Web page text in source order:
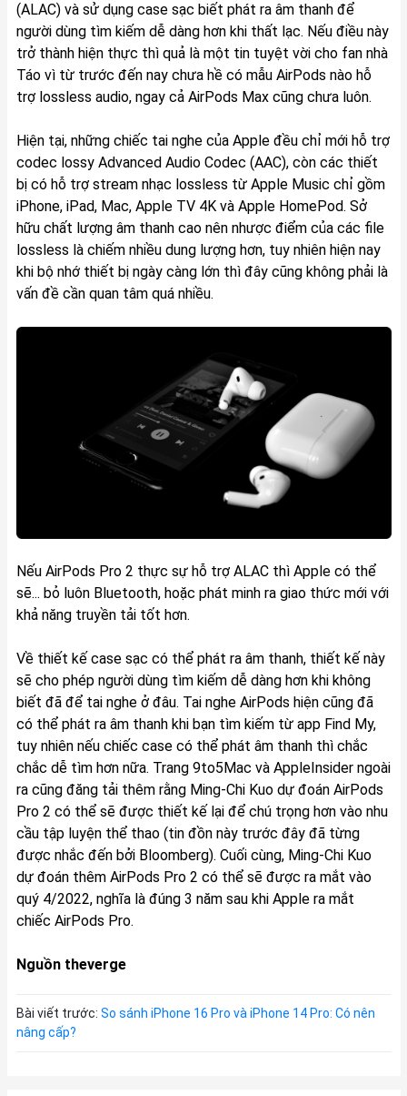
(ALAC) và sử dụng case sạc biết phát ra âm thanh để
người dùng tìm kiếm dễ dàng hơn khi thất lạc. Nếu điều này
trở thành hiện thực thì quả là một tin tuyệt vời cho fan nhà
Táo vì từ trước đến nay chưa hề có mẫu AirPods nào hỗ
trợ lossless audio, ngay cả AirPods Max cũng chưa luôn.
Hiện tại, những chiếc tai nghe của Apple đều chỉ mới hỗ trợ
codec lossy Advanced Audio Codec (AAC), còn các thiết
bị có hỗ trợ stream nhạc lossless từ Apple Music chỉ gồm
iPhone, iPad, Mac, Apple TV 4K và Apple HomePod. Sở
hữu chất lượng âm thanh cao nên nhược điểm của các file
lossless là chiếm nhiều dung lượng hơn, tuy nhiên hiện nay
khi bộ nhớ thiết bị ngày càng lớn thì đây cũng không phải là
vấn đề cần quan tâm quá nhiều.
Nếu AirPods Pro 2 thực sự hỗ trợ ALAC thì Apple có thể
sẽ... bỏ luôn Bluetooth, hoặc phát minh ra giao thức mới với
khả năng truyền tải tốt hơn.
Về thiết kế case sạc có thể phát ra âm thanh, thiết kế này
sẽ cho phép người dùng tìm kiếm dễ dàng hơn khi không
biết đã để tai nghe ở đâu. Tai nghe AirPods hiện cũng đã
có thể phát ra âm thanh khi bạn tìm kiếm từ app Find My,
tuy nhiên nếu chiếc case có thể phát âm thanh thì chắc
chắc dễ tìm hơn nữa. Trang 9to5Mac và AppleInsider ngoài
ra cũng đăng tải thêm rằng Ming-Chi Kuo dự đoán AirPods
Pro 2 có thể sẽ được thiết kế lại để chú trọng hơn vào nhu
cầu tập luyện thể thao (tin đồn này trước đây đã từng
được nhắc đến bởi Bloomberg). Cuối cùng, Ming-Chi Kuo
dự đoán thêm AirPods Pro 2 có thể sẽ được ra mắt vào
quý 4/2022, nghĩa là đúng 3 năm sau khi Apple ra mắt
chiếc AirPods Pro.
Nguồn theverge
Bài viết trước: So sánh iPhone 16 Pro và iPhone 14 Pro: Có nên
nâng cấp?